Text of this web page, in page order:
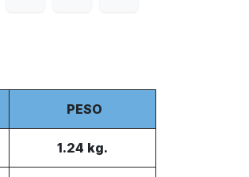
PESO
1.24 kg.